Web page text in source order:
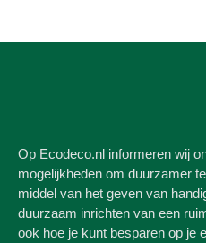
Op Ecodeco.nl informeren wij
mogelijkheden om duurzamer
middel van het geven van
duurzaam inrichten van een
ook hoe je kunt besparen op je